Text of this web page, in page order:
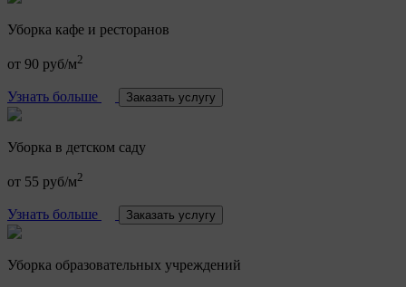
Уборка кафе и ресторанов
от 90 руб/м2
Узнать больше Заказать услугу
Уборка в детском саду
от 55 руб/м2
Узнать больше Заказать услугу
Уборка образовательных учреждений